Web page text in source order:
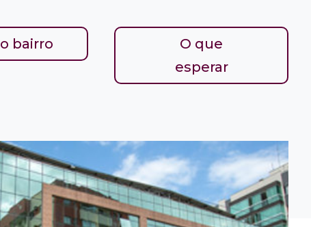
bairro
O que
esperar